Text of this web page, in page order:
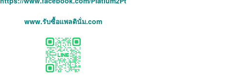
www.รับซื้อแพลตินั่ม.com